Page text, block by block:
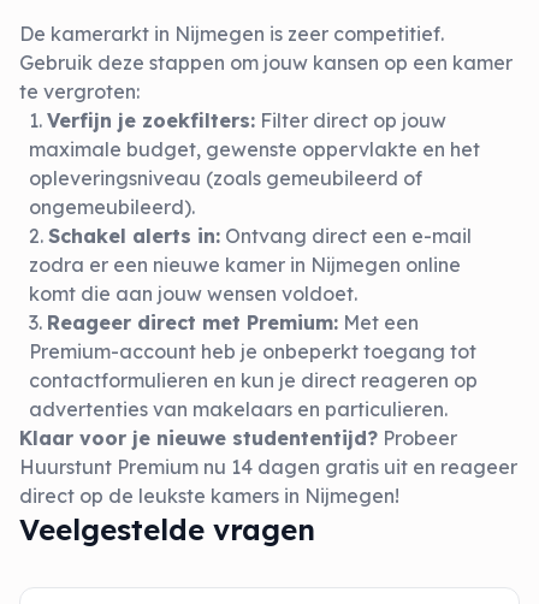
De kamerarkt in Nijmegen is zeer competitief.
Gebruik deze stappen om jouw kansen op een kamer
te vergroten:
Verfijn je zoekfilters: Filter direct op jouw
maximale budget, gewenste oppervlakte en het
opleveringsniveau (zoals gemeubileerd of
ongemeubileerd).
Schakel alerts in: Ontvang direct een e-mail
zodra er een nieuwe kamer in Nijmegen online
komt die aan jouw wensen voldoet.
Reageer direct met Premium: Met een
Premium-account heb je onbeperkt toegang tot
contactformulieren en kun je direct reageren op
advertenties van makelaars en particulieren.
Klaar voor je nieuwe studententijd? Probeer
Huurstunt Premium nu 14 dagen gratis uit en reageer
direct op de leukste kamers in Nijmegen!
Veelgestelde vragen